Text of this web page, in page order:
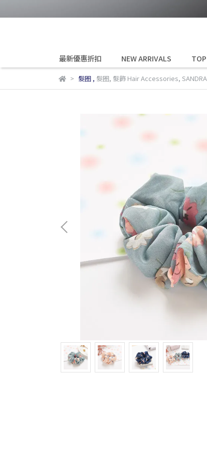
最新優惠折扣 NEW ARRIVALS
髮圈, 髮圈, 髮飾 Hair Accessories, SANDRA